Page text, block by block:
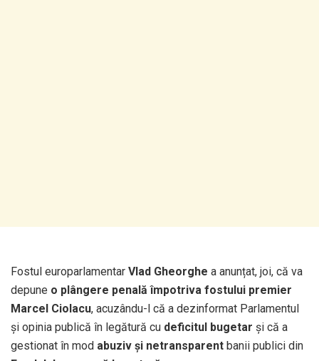
Fostul europarlamentar Vlad Gheorghe a anunțat, joi, că va
depune o plângere penală împotriva fostului premier
Marcel Ciolacu, acuzându-l că a dezinformat Parlamentul
și opinia publică în legătură cu deficitul bugetar și că a
gestionat în mod abuziv și netransparent banii publici din